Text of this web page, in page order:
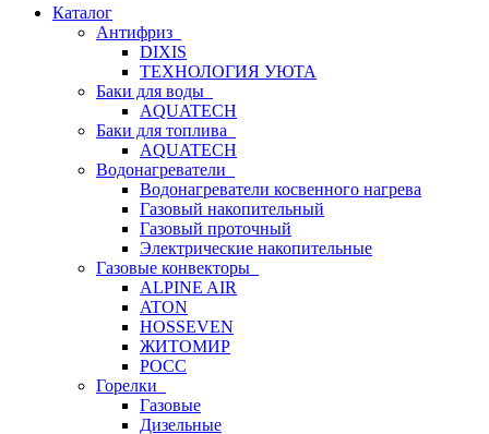
Каталог
Антифриз
DIXIS
ТЕХНОЛОГИЯ УЮТА
Баки для воды
AQUATECH
Баки для топлива
AQUATECH
Водонагреватели
Водонагреватели косвенного нагрева
Газовый накопительный
Газовый проточный
Электрические накопительные
Газовые конвекторы
ALPINE AIR
ATON
HOSSEVEN
ЖИТОМИР
РОСС
Горелки
Газовые
Дизельные